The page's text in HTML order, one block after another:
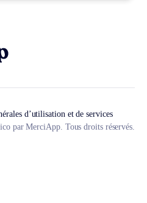
d’utilisation et de services
par MerciApp. Tous droits réservés.